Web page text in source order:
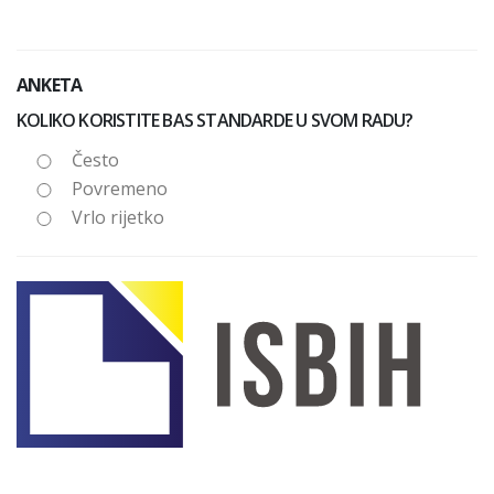
ANKETA
KOLIKO KORISTITE BAS STANDARDE U SVOM RADU?
Često
Povremeno
Vrlo rijetko